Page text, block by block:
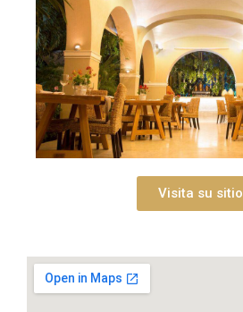
Visita su sitio